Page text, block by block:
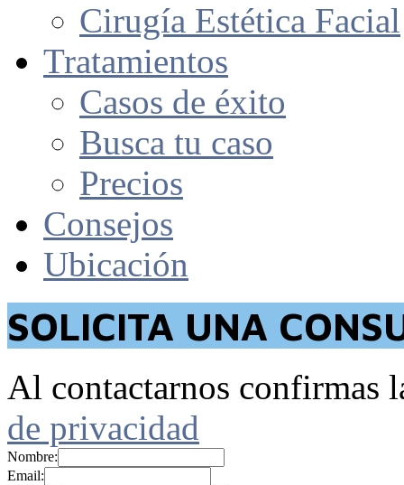
Cirugía Estética Facial
Tratamientos
Casos de éxito
Busca tu caso
Precios
Consejos
Ubicación
SOLICITA UNA
Al contactarnos confirmas
de privacidad
Nombre:
Email: